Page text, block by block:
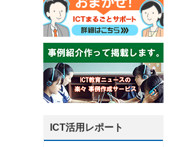
ICT活用レポート